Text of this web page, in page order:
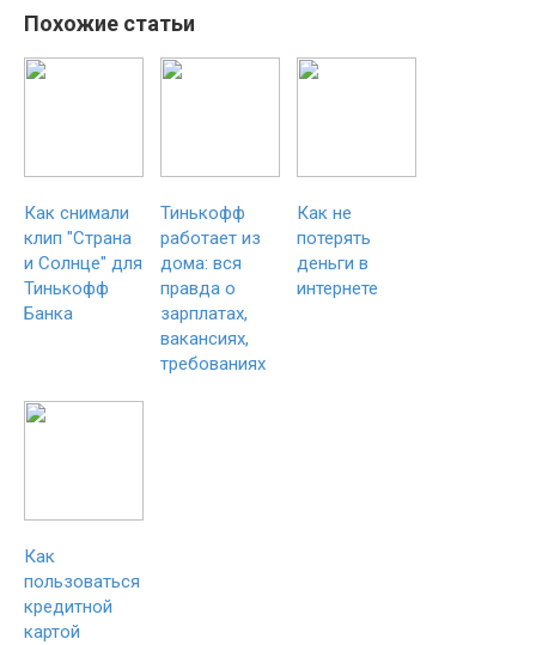
Похожие статьи
Как снимали
клип "Страна
и Солнце" для
Тинькофф
Банка
Тинькофф
работает из
дома: вся
правда о
зарплатах,
вакансиях,
требованиях
Как не
потерять
деньги в
интернете
Как
пользоваться
кредитной
картой